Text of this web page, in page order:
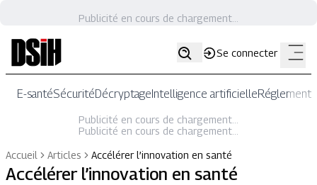
Publicité en cours de chargement...
Se connecter
E-santéSécuritéDécryptageIntelligence artificielle
Publicité en cours de chargement...
Publicité en cours de chargement...
Accueil
Articles Accélérer l’innovation en santé
Accélérer l’innovation en santé